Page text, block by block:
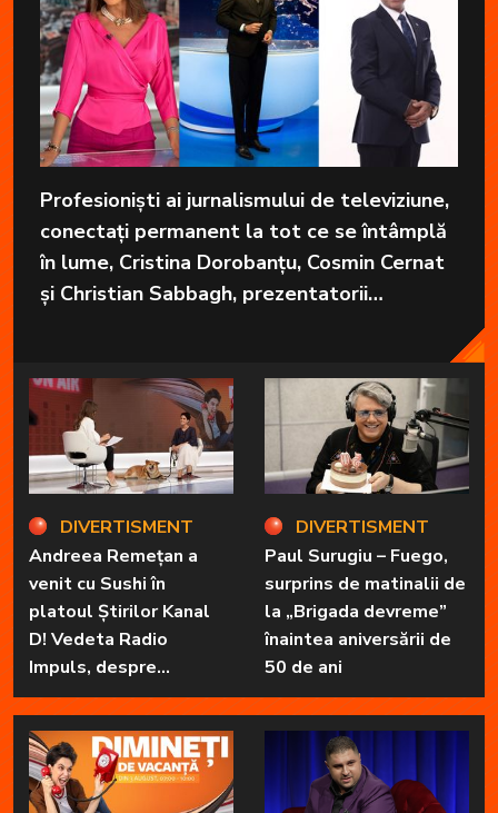
Profesioniști ai jurnalismului de televiziune,
conectați permanent la tot ce se întâmplă
în lume, Cristina Dorobanțu, Cosmin Cernat
și Christian Sabbagh, prezentatorii
în fața telespectatorilor.
DIVERTISMENT
Andreea Remețan a
venit cu Sushi în
platoul Știrilor Kanal
D! Vedeta Radio
Impuls, despre
„Dimineți de vacanță” și
prietena sa
necuvântătoare
DIVERTISMENT
Paul Surugiu – Fuego,
surprins de matinalii de
la „Brigada devreme”
înaintea aniversării de
50 de ani